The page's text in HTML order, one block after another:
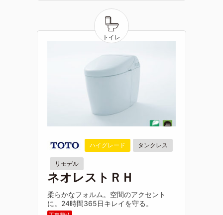
ハイグレード タンクレス
リモデル
ネオレストＲＨ
柔らかなフォルム。空間のアクセント
に。24時間365日キレイを守る。